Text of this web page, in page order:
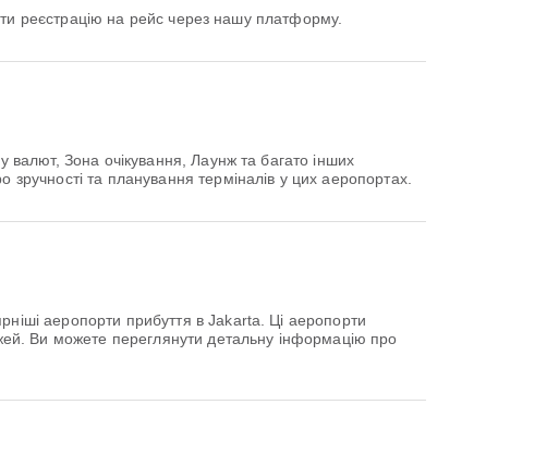
реєстрацію на рейс через нашу платформу.
Зона очікування, Лаунж та багато інших
та планування терміналів у цих аеропортах.
аеропорти прибуття в Jakarta. Ці аеропорти
Ви можете переглянути детальну інформацію про